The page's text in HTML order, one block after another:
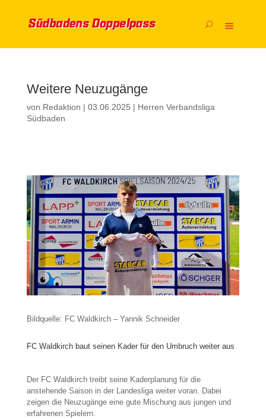
Weitere Neuzugänge
von Redaktion | 03.06.2025 | Herren Verbandsliga
Südbaden
Bildquelle: FC Waldkirch – Yannik Schneider
FC Waldkirch baut seinen Kader für den Umbruch weiter aus
Der FC Waldkirch treibt seine Kaderplanung für die
anstehende Saison in der Landesliga weiter voran. Dabei
zeigen die Neuzugänge eine gute Mischung aus jungen und
erfahrenen Spielern.